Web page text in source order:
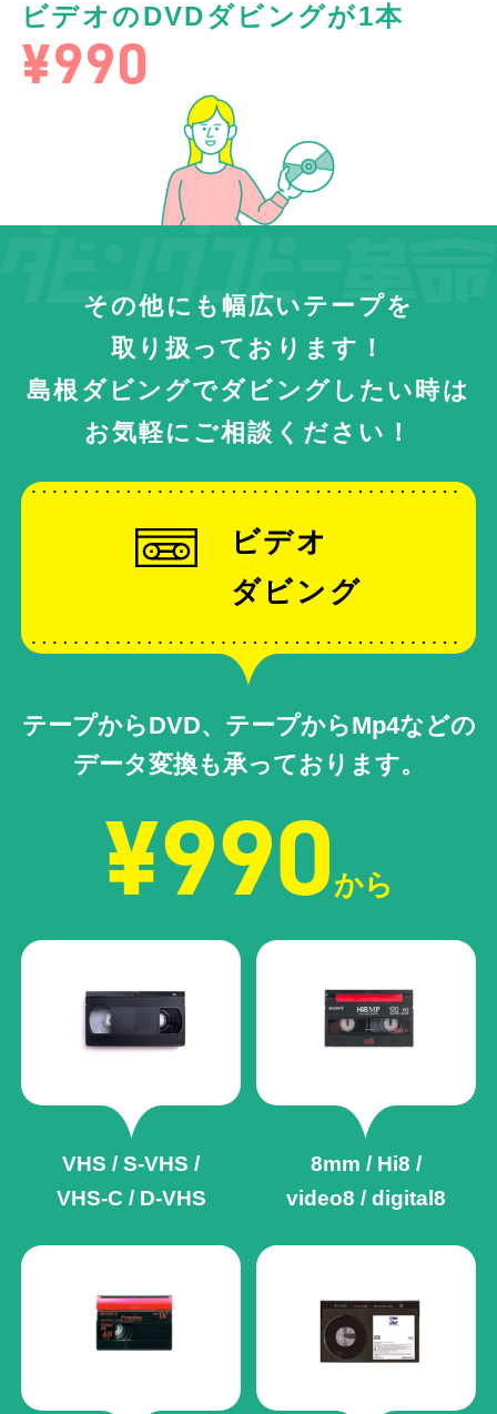
ビデオのDVDダビングが1本
¥990
その他にも幅広いテープを
取り扱っております！
島根ダビングでダビングしたい時は
お気軽にご相談ください！
ビデオ
ダビング
テープからDVD、テープからMp4などの
データ変換も承っております。
¥990から
VHS / S-VHS /
VHS-C / D-VHS
8mm / Hi8 /
video8 / digital8